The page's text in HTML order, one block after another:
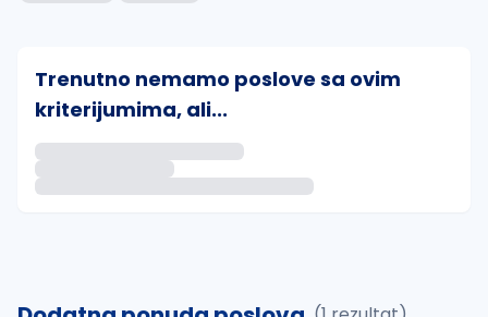
Trenutno nemamo poslove sa ovim
kriterijumima, ali...